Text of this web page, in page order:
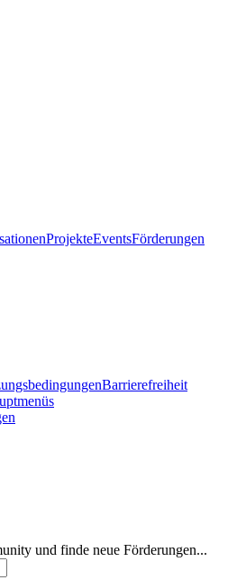
ProjekteEventsFörderungen
Barrierefreiheit
und finde neue Förderungen...